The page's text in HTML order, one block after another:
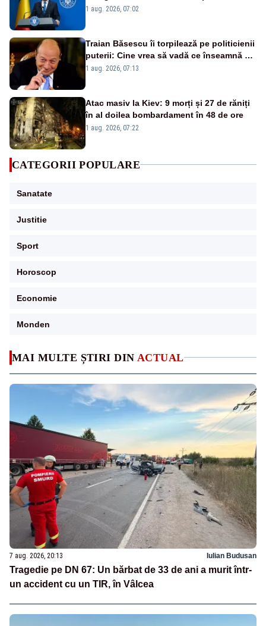
MAI MULTE ȘTIRI DIN ACTUAL
7 aug. 2026, 20:13 Iulian Budusan
Tragedie pe DN 67: Un bărbat de 33 de ani a murit într-
un accident cu un TIR, în Vâlcea
1 aug. 2026, 07:02
Traian Băsescu îi torpilează pe politicienii
puterii: Cine vrea să vadă ce înseamnă să
fii prost, se uită la România
1 aug. 2026, 07:13
Atac masiv la Kiev: 9 morți și 27 de răniți
în al doilea bombardament în 48 de ore
1 aug. 2026, 07:22
CATEGORII POPULARE
Sanatate
Justitie
Sport
Horoscop
Economie
Monden